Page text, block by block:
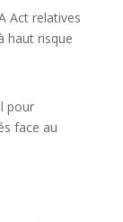
Act relatives
haut risque
pour
face au